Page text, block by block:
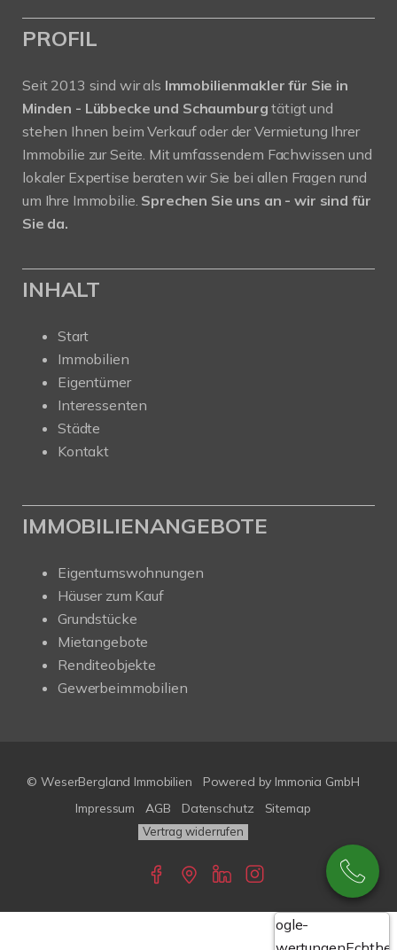
PROFIL
Seit 2013 sind wir als Immobilienmakler für Sie in
Minden - Lübbecke und Schaumburgtätigt und
stehen Ihnen beim Verkauf oder der Vermietung Ihrer
Immobilie zur Seite. Mit umfassendem Fachwissen und
lokaler Expertise beraten wir Sie bei allen Fragen rund
um Ihre Immobilie. Sprechen Sie uns an - wir sind für
Sie da.
INHALT
Start
Immobilien
Eigentümer
Interessenten
Städte
Kontakt
IMMOBILIENANGEBOTE
Eigentumswohnungen
Häuser zum Kauf
Grundstücke
Mietangebote
Renditeobjekte
Gewerbeimmobilien
© WeserBergland Immobilien Powered by Immonia GmbH
Impressum
AGB Datenschutz Sitemap
Vertrag widerrufen
Google-